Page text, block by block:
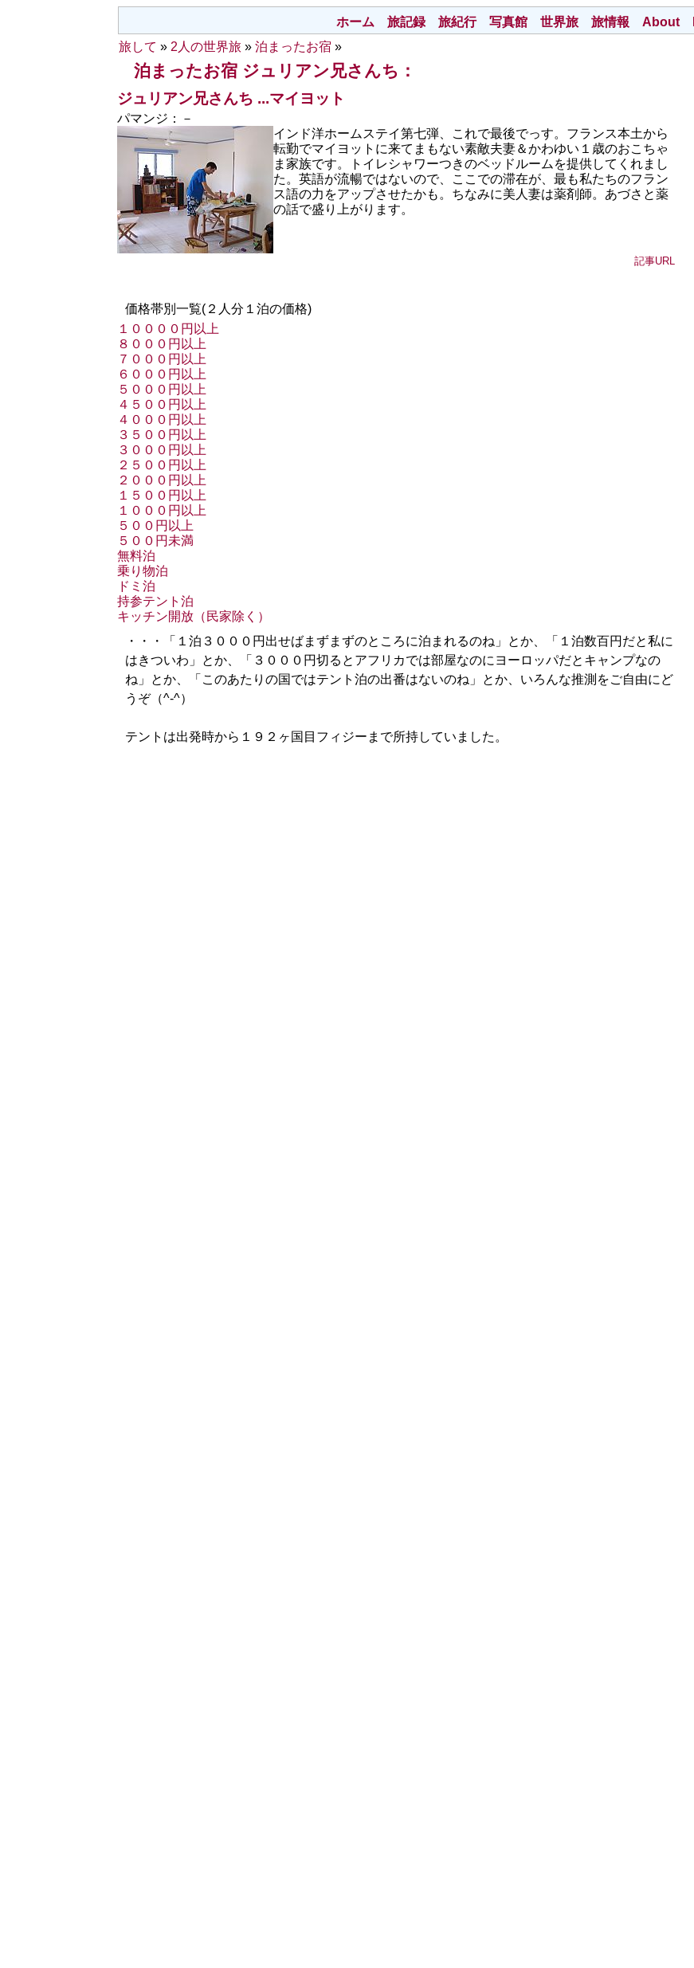
ホーム 旅記録 旅紀行 写真館 世界旅 旅情報 About
旅して » 2人の世界旅 » 泊まったお宿 »
泊まったお宿 ジュリアン兄さんち：
ジュリアン兄さんち ...マイヨット
パマンジ：－
インド洋ホームステイ第七弾、これで最後でっす。フランス本土から
転勤でマイヨットに来てまもない素敵夫妻＆かわゆい１歳のおこちゃ
ま家族です。トイレシャワーつきのベッドルームを提供してくれまし
た。英語が流暢ではないので、ここでの滞在が、最も私たちのフラン
ス語の力をアップさせたかも。ちなみに美人妻は薬剤師。あづさと薬
の話で盛り上がります。
記事URL
価格帯別一覧(２人分１泊の価格)
１００００円以上
８０００円以上
７０００円以上
６０００円以上
５０００円以上
４５００円以上
４０００円以上
３５００円以上
３０００円以上
２５００円以上
２０００円以上
１５００円以上
１０００円以上
５００円以上
５００円未満
無料泊
乗り物泊
ドミ泊
持参テント泊
キッチン開放（民家除く）
・・・「１泊３０００円出せばまずまずのところに泊まれるのね」とか、「１泊数百円だと私に
はきついわ」とか、「３０００円切るとアフリカでは部屋なのにヨーロッパだとキャンプなの
ね」とか、「このあたりの国ではテント泊の出番はないのね」とか、いろんな推測をご自由にど
うぞ（^-^）
テントは出発時から１９２ヶ国目フィジーまで所持していました。